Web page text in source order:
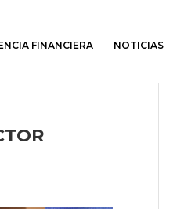
FINANCIERA NOTICIAS